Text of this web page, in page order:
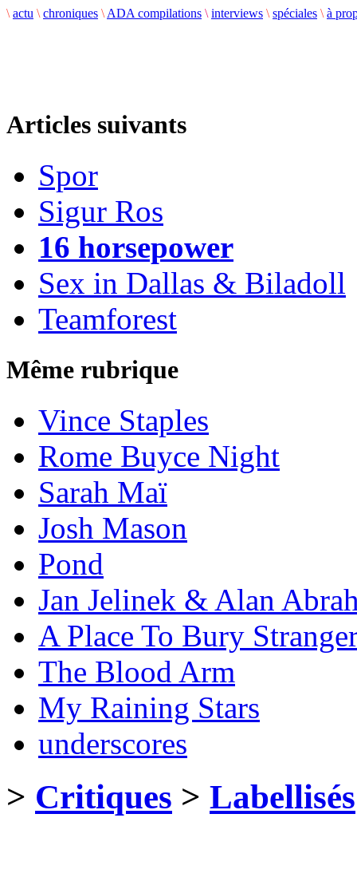
\ actu \ chroniques \ ADA compilations \ interviews \ spéciales \ à
Articles suivants
Spor
Sigur Ros
16 horsepower
Sex in Dallas & Biladoll
Teamforest
Même rubrique
Vince Staples
Rome Buyce Night
Sarah Maï
Josh Mason
Pond
Jan Jelinek & Alan
A Place To Bury
The Blood Arm
My Raining Stars
underscores
> Critiques > Labellisés